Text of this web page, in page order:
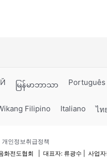
မြန်မာဘာသာ Português
Filipino Italiano ไท
개인정보취급정책
화전도협회 | 대표자: 류광수 | 사업